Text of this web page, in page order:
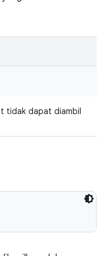
tidak dapat diambil